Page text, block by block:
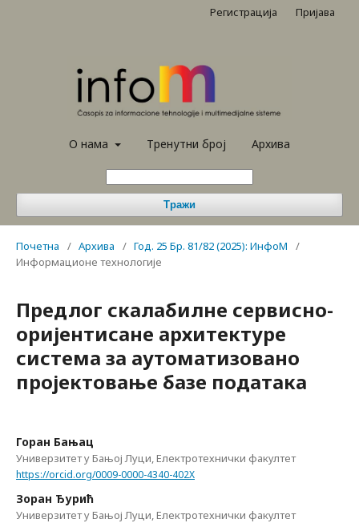
О нама Тренутни број Архива
Тражи
Регистрација Пријава
Почетна / Архива / Год. 25 Бр. 81/82 (2025): ИнфоМ
/
Информационе технологије
Предлог скалабилне сервисно-
оријентисане архитектуре
система за аутоматизовано
пројектовање базе података
Горан Бањац
Универзитет у Бањој Луци, Електротехнички факултет
https://orcid.org/0009-0000-4340-402X
Зоран Ђурић
Универзитет у Бањој Луци, Електротехнички факултет